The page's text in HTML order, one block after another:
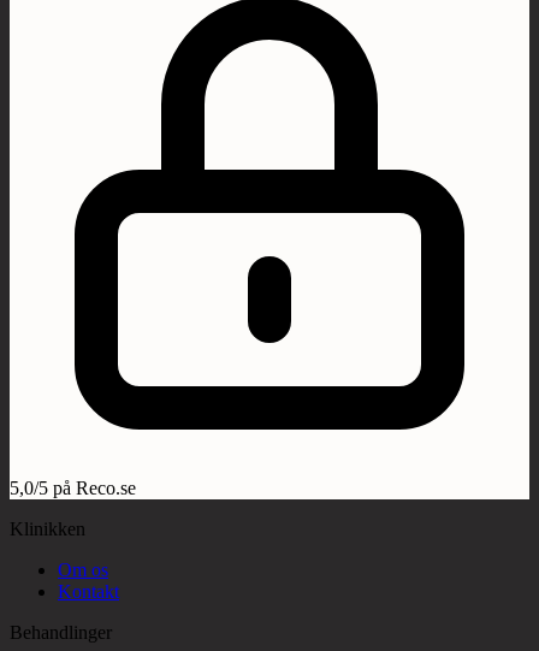
5,0/5 på Reco.se
Klinikken
Om os
Kontakt
Behandlinger